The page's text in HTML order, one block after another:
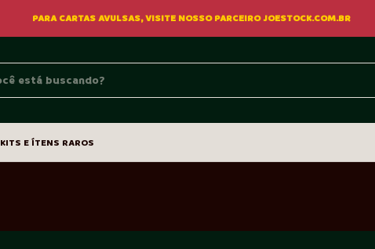
PARA CARTAS AVULSAS, VISITE NOSSO PARCEIRO JOESTOCK.COM.BR
KITS E ÍTENS RAROS